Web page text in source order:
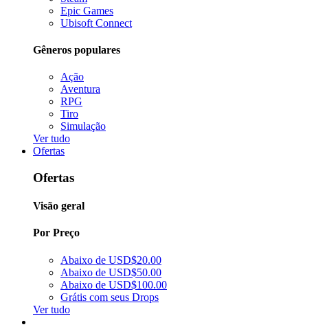
Epic Games
Ubisoft Connect
Gêneros populares
Ação
Aventura
RPG
Tiro
Simulação
Ver tudo
Ofertas
Ofertas
Visão geral
Por Preço
Abaixo de USD$20.00
Abaixo de USD$50.00
Abaixo de USD$100.00
Grátis com seus Drops
Ver tudo